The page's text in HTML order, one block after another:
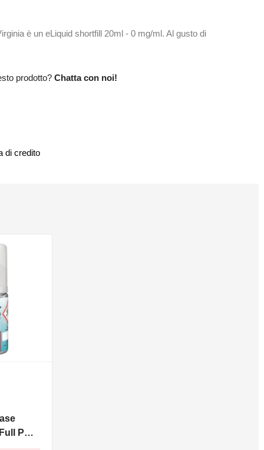
è un eLiquid shortfill 20ml - 0 mg/ml. Al gusto di
prodotto? Chatta con noi!
di credito
PG -